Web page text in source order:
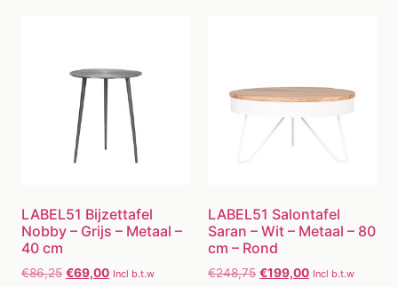
LABEL51 Bijzettafel
Nobby – Grijs – Metaal –
40 cm
€86,25 €69,00 Incl b.t.w
LABEL51 Salontafel
Saran – Wit – Metaal – 80
cm – Rond
€248,75 €199,00 Incl b.t.w